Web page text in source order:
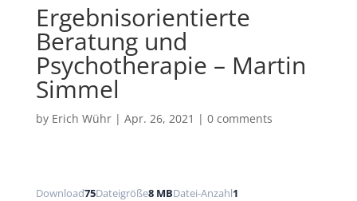
Ergebnisorientierte
Beratung und
Psychotherapie – Martin
Simmel
by Erich Wühr| Apr. 26, 2021 | 0 comments
Download75Dateigröße8 MBDatei-Anzahl1